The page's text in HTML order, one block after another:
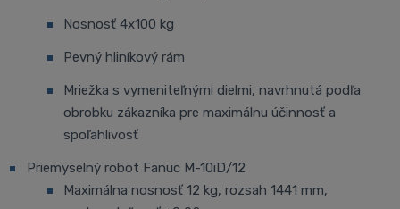
Nosnosť 4x100 kg
Pevný hliníkový rám
Mriežka s vymeniteľnými dielmi, navrhnutá podľa
obrobku zákazníka pre maximálnu účinnosť a
spoľahlivosť
Priemyselný robot Fanuc M-10iD/12
Maximálna nosnosť 12 kg, rozsah 1441 mm,